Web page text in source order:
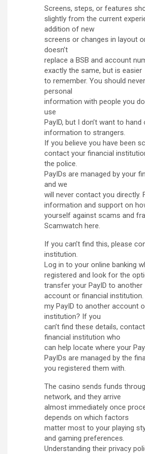
Screens, steps, or features
slightly from the current
addition of new
screens or changes in layout
doesn’t
replace a BSB and account
exactly the same, but is easier
to remember. You should
personal
information with people you
use
PayID, but I don’t want to
information to strangers.
If you believe you have been
contact your financial
the police.
PayIDs are managed by your
and we
will never contact you directly.
information and support on
yourself against scams and
Scamwatch here.
If you can’t find this, please
institution.
Log in to your online banking
registered and look for the
transfer your PayID to another
account or financial
my PayID to another account
institution? If you
can’t find these details,
financial institution who
can help locate where your
PayIDs are managed by the
you registered them with.
The casino sends funds
network, and they arrive
almost immediately once
depends on which factors
matter most to your playing
and gaming preferences.
Understanding their privacy